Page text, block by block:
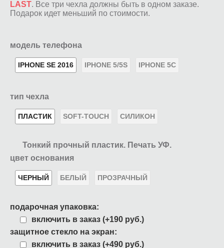
LAST. Все три чехла должны быть в одном заказе.
Подарок идет меньший по стоимости.
модель телефона
IPHONE SE 2016 IPHONE 5/5S IPHONE 5C
тип чехла
ПЛАСТИК SOFT-TOUCH СИЛИКОН
Тонкий прочный пластик. Печать УФ.
цвет основания
ЧЕРНЫЙ БЕЛЫЙ ПРОЗРАЧНЫЙ
подарочная упаковка:
включить в заказ (+190 руб.)
защитное стекло на экран:
включить в заказ (+490 руб.)